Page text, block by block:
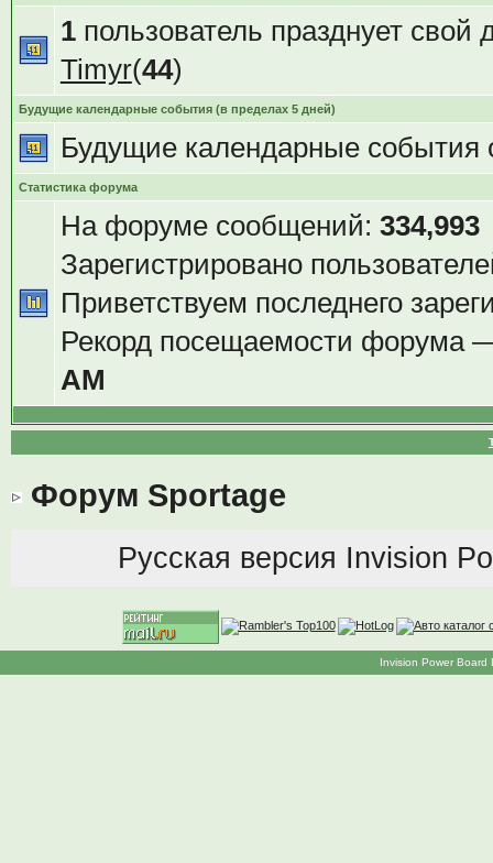
1пользователь празднует свой
Timyr(44)
Будущие календарные события (в пределах 5 дней)
Будущие календарные события
Статистика форума
На форуме сообщений: 334,993
Зарегистрировано
Приветствуем последнего
Рекорд посещаемости форума
AM
Форум Sportage
Русская версия Invision
Invision Power